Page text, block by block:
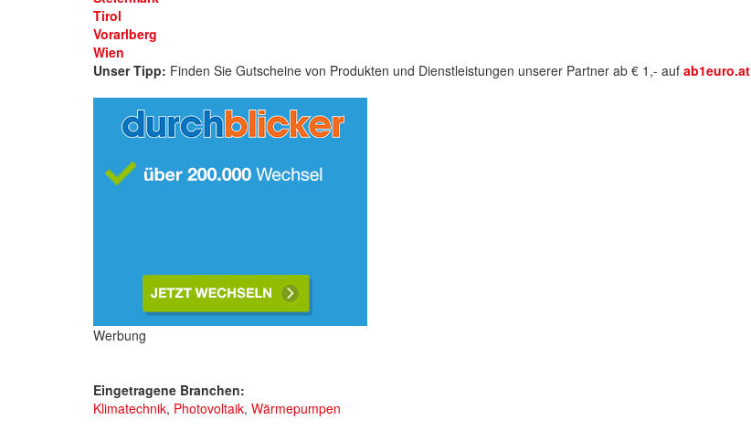
Tirol
Vorarlberg
Wien
Unser Tipp: Finden Sie Gutscheine von Produkten und Dienstleistungen unserer Partner ab € 1,- auf ab1euro.at
Werbung
Eingetragene Branchen:
Klimatechnik, Photovoltaik, Wärmepumpen